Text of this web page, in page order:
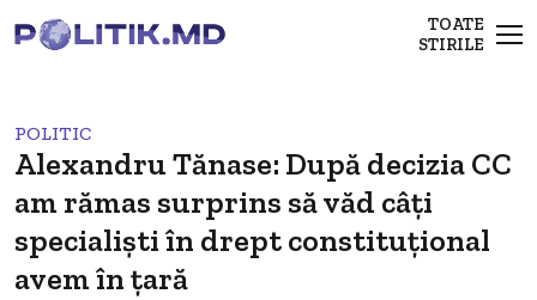
TOATE
STIRILE
POLITIC
Alexandru Tănase: După decizia CC
am rămas surprins să văd câţi
specialişti în drept constituţional
avem în ţară